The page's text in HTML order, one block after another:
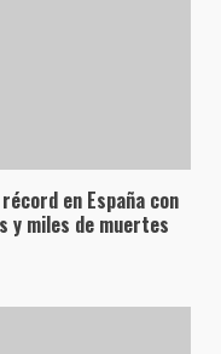
en España con
y miles de muertes